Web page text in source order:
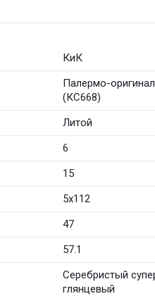
КиК
Палермо-оригинал
(КС668)
Литой
6
15
5x112
47
57.1
Серебристый
глянцевый